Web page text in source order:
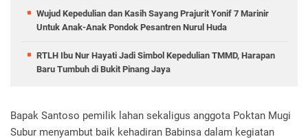
Wujud Kepedulian dan Kasih Sayang Prajurit Yonif 7 Marinir
Untuk Anak-Anak Pondok Pesantren Nurul Huda
RTLH Ibu Nur Hayati Jadi Simbol Kepedulian TMMD, Harapan
Baru Tumbuh di Bukit Pinang Jaya
Bapak Santoso pemilik lahan sekaligus anggota Poktan Mugi
Subur menyambut baik kehadiran Babinsa dalam kegiatan